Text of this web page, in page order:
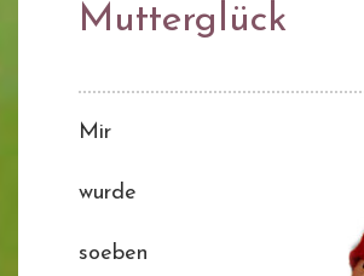
Mutterglück
Mir
wurde
soeben